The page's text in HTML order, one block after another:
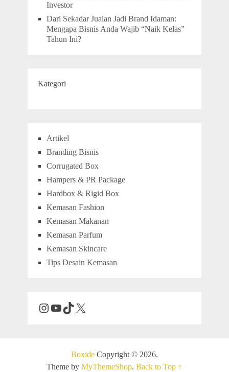
Investor
Dari Sekadar Jualan Jadi Brand Idaman:
Mengapa Bisnis Anda Wajib “Naik Kelas”
Tahun Ini?
Kategori
Artikel
Branding Bisnis
Corrugated Box
Hampers & PR Package
Hardbox & Rigid Box
Kemasan Fashion
Kemasan Makanan
Kemasan Parfum
Kemasan Skincare
Tips Desain Kemasan
BoxideCopyright © 2026.
Theme byMyThemeShop.Back to Top ↑